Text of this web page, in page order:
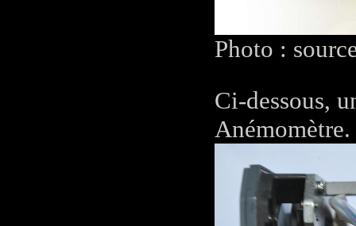
Photo :
Ci-dessous,
Anémomètre.